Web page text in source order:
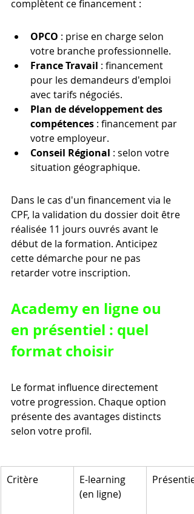
complètent ce financement :
OPCO : prise en charge selon
votre branche professionnelle.
France Travail : financement
pour les demandeurs d'emploi
avec tarifs négociés.
Plan de développement des
compétences : financement par
votre employeur.
Conseil Régional : selon votre
situation géographique.
Dans le cas d'un financement via le
CPF, la validation du dossier doit être
réalisée 11 jours ouvrés avant le
début de la formation. Anticipez
cette démarche pour ne pas
retarder votre inscription.
Academy en ligne ou
en présentiel : quel
format choisir
Le format influence directement
votre progression. Chaque option
présente des avantages distincts
selon votre profil.
Critère
E-learning
(en ligne)
Présentiel